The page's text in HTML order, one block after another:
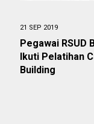
21 SEP 2019
Pegawai RSUD
Ikuti Pelatihan
Building